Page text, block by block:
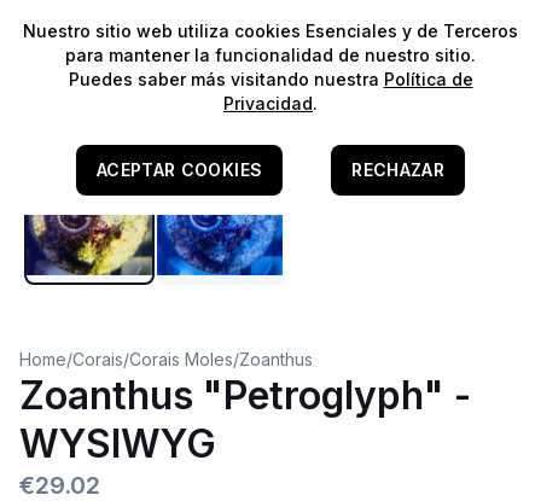
⭐️¡Envíos gratis para pedidos superiores a 60€!*⭐️
Home/Corais/Corais Moles/Zoanthus
Zoanthus "Petroglyph" -
WYSIWYG
€29.02
Nuestro sitio web utiliza cookies Esenciales y de Terceros
para mantener la funcionalidad de nuestro sitio.
Puedes saber más visitando nuestra Política de
Privacidad.
ACEPTAR COOKIES RECHAZAR